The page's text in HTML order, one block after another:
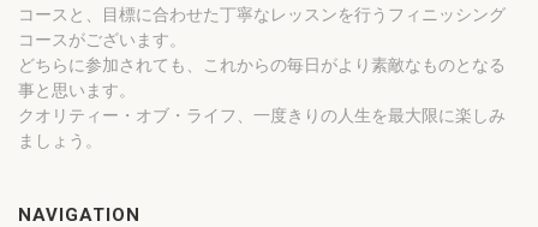
コースと、目標に合わせた丁寧なレッスンを行うフィニッシング
コースがございます。
どちらに参加されても、これからの毎日がより素敵なものとなる
事と思います。
クオリティー・オブ・ライフ、一度きりの人生を最大限に楽しみ
ましょう。
NAVIGATION